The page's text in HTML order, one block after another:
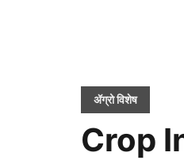
ॲग्रो विशेष
Crop